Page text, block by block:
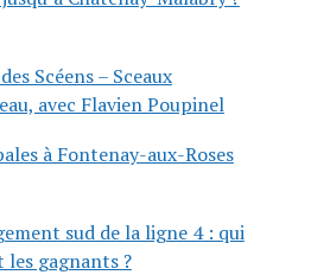
Scéens – Sceaux
avec Flavien Poupinel
à Fontenay-aux-Roses
sud de la ligne 4 : qui
les gagnants ?